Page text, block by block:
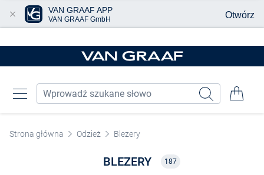
Strona główna Odzież Blezery
BLEZERY 187
VAN GRAAF APP
VAN GRAAF GmbH Otwórz